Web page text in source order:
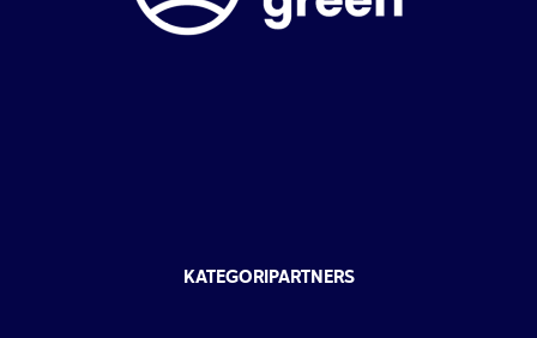
KATEGORIPARTNERS